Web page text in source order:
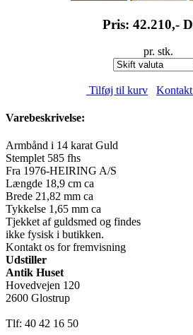
Pris: 42.210,-
pr. stk.
Tilføj til kurv
Varebeskrivelse:
Armbånd i 14 karat Guld
Stemplet 585 fhs
Fra 1976-HEIRING A/S
Længde 18,9 cm ca
Brede 21,82 mm ca
Tykkelse 1,65 mm ca
Tjekket af guldsmed og findes
ikke fysisk i butikken.
Kontakt os for fremvisning
Udstiller
Antik Huset
Hovedvejen 120
2600 Glostrup
Tlf: 40 42 16 50